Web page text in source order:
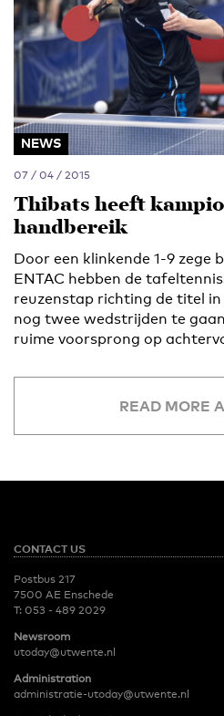
NEWS
07 / 04 / 2015
Thibats heeft
handbereik
Door een klinkende 1-9 zege
ENTAC hebben de
reuzenstap richting de titel in
nog twee wedstrijden te
ruime voorsprong op
READ MORE
CONTACT US
Postbus 217
7500 AE Enschede
T: 053 - 489 2029
Newsroom
utoday@utwente.nl
Administration
administratie-utoday@utwente.nl